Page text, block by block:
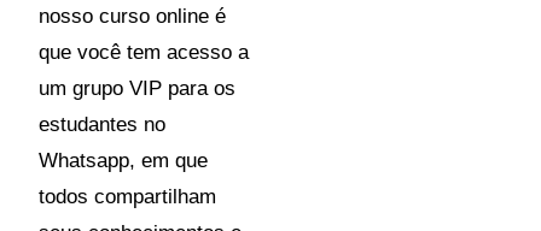
nosso curso online é
que você tem acesso a
um grupo VIP para os
estudantes no
Whatsapp, em que
todos compartilham